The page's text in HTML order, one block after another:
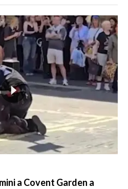
a Covent Garden a